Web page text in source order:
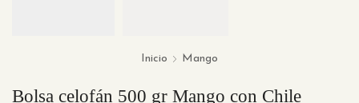
Inicio Mango
Bolsa celofán 500 gr Mango con Chile